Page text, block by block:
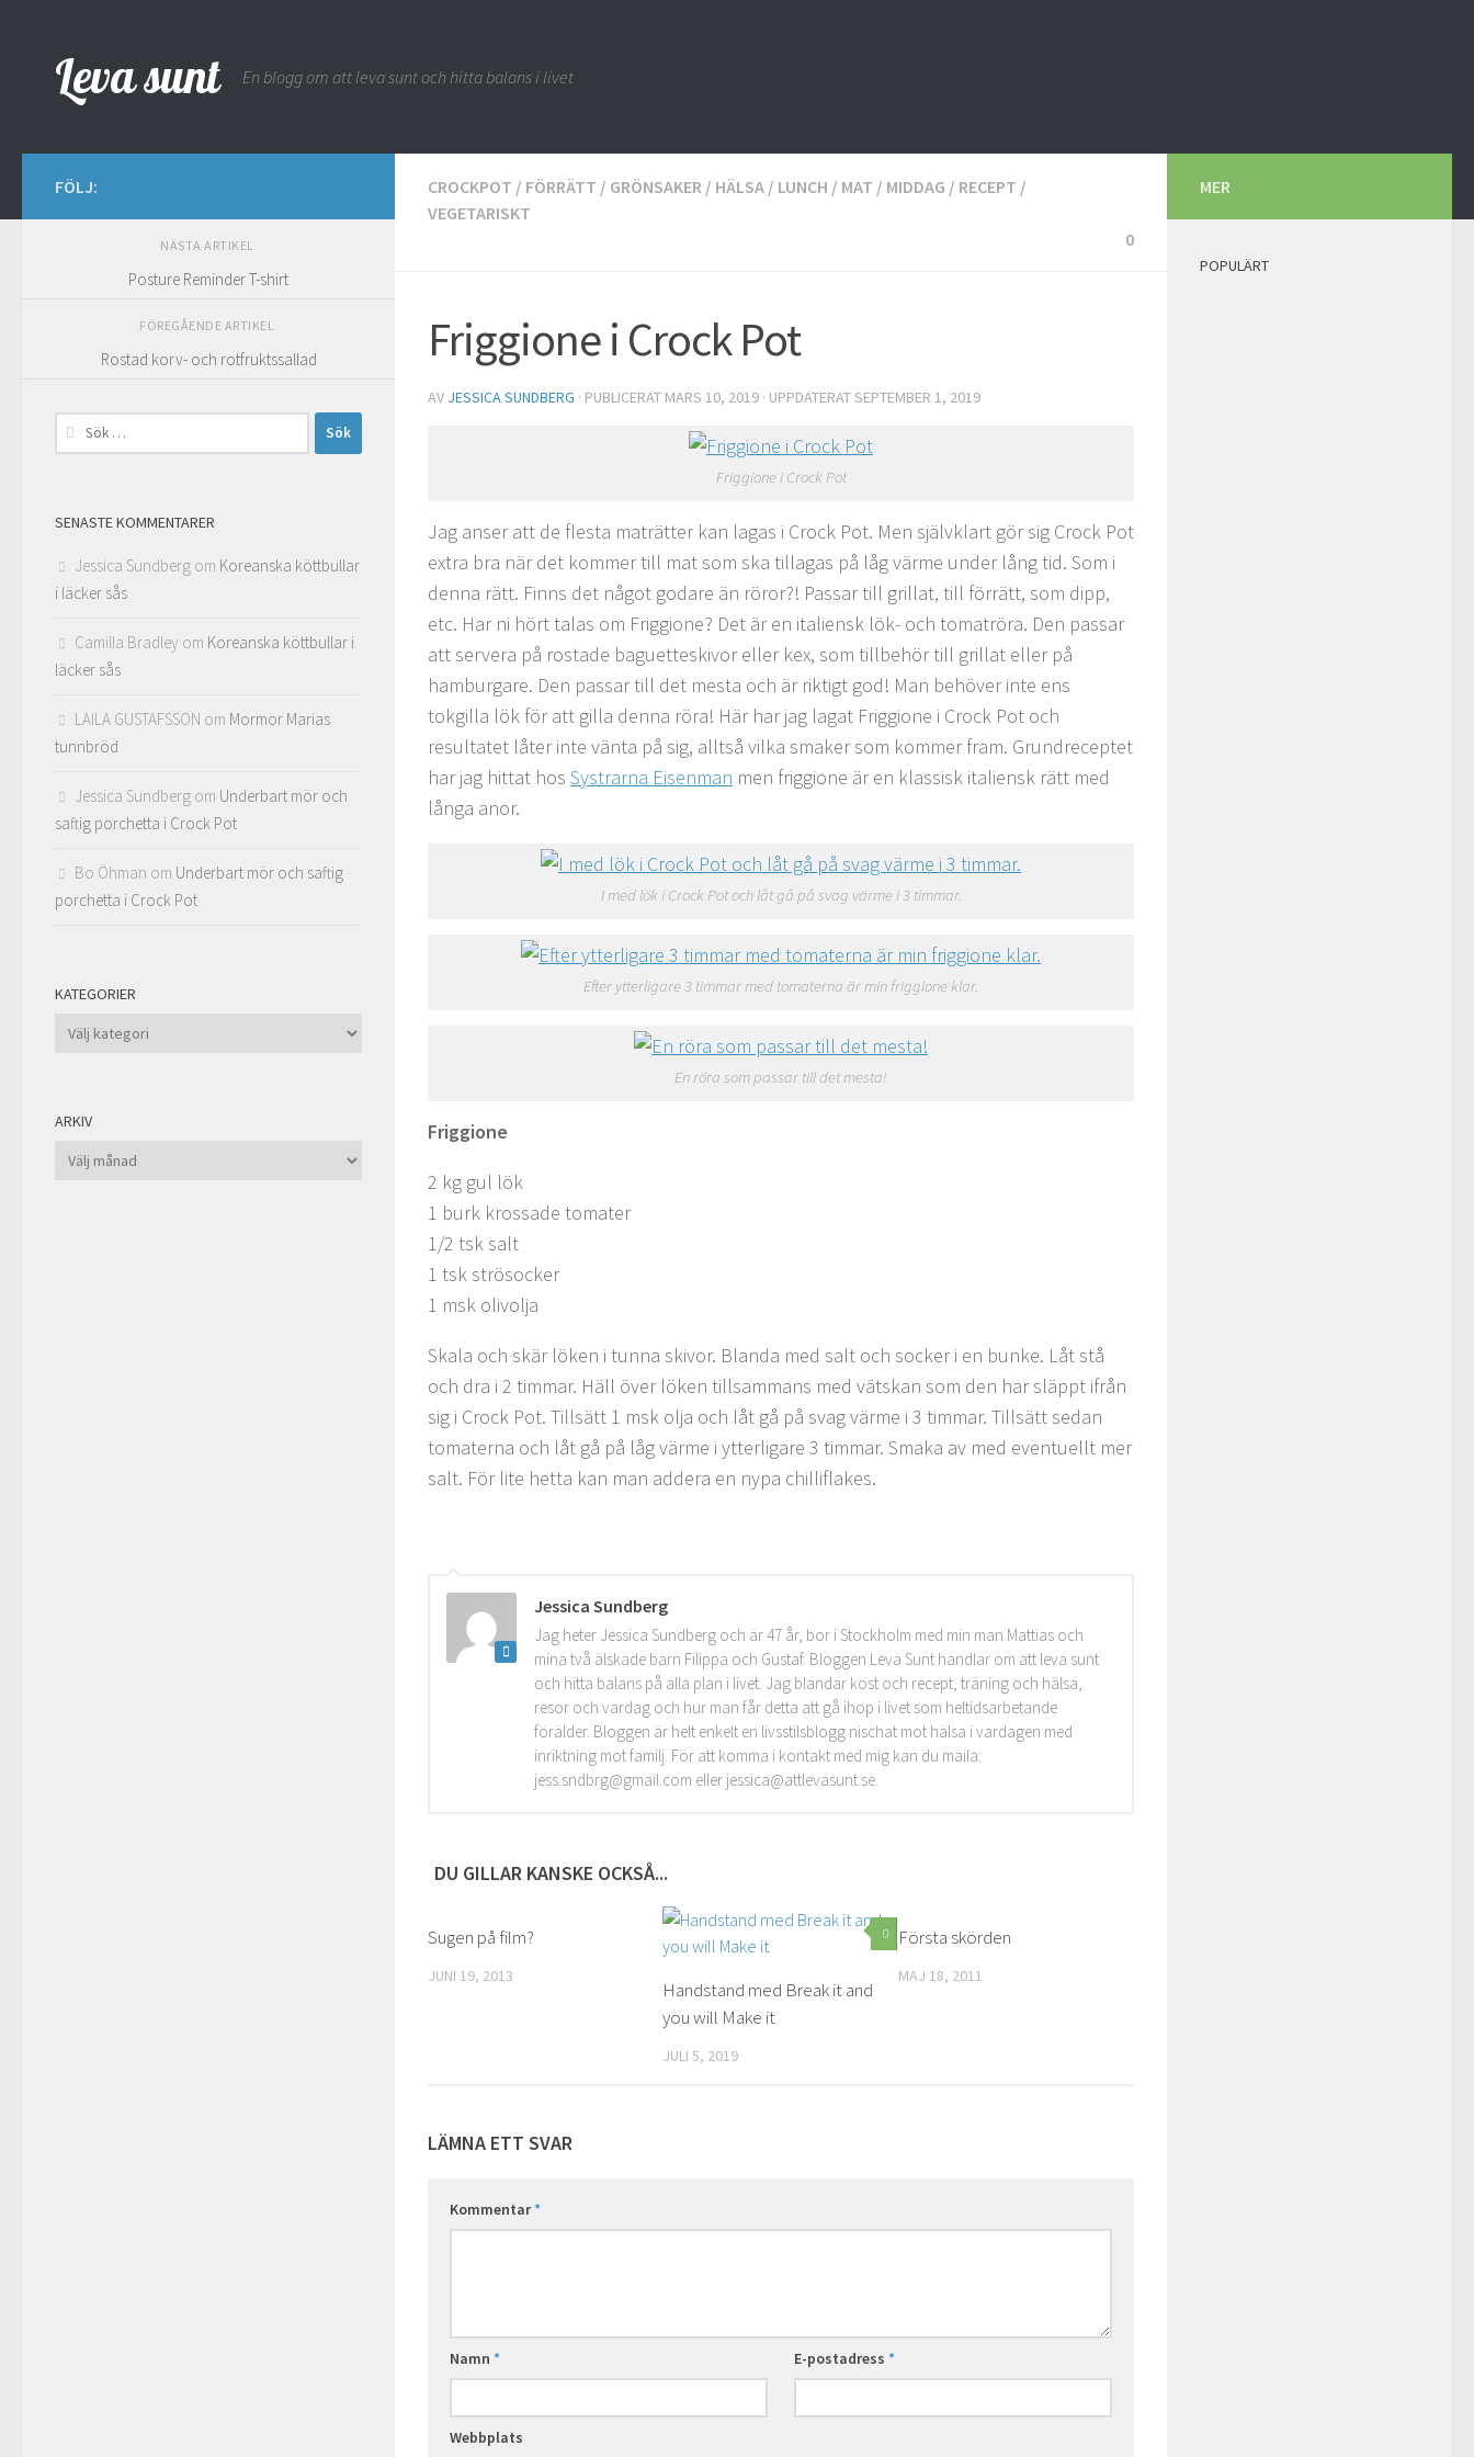
Leva sunt En blogg om att leva sunt och hitta balans i livet
CROCKPOT / FÖRRÄTT / GRÖNSAKER / HÄLSA / LUNCH / MAT / MIDDAG / RECEPT /
VEGETARISKT
0
Friggione i Crock Pot
AV JESSICA SUNDBERG · PUBLICERAT MARS 10, 2019 · UPPDATERATSEPTEMBER 1, 2019
Friggione i Crock Pot
Jag anser att de flesta maträtter kan lagas i Crock Pot. Men självklart gör sig Crock Pot
extra bra när det kommer till mat som ska tillagas på låg värme under lång tid. Som i
denna rätt. Finns det något godare än röror?! Passar till grillat, till förrätt, som dipp,
etc. Har ni hört talas om Friggione? Det är en italiensk lök- och tomatröra. Den passar
att servera på rostade baguetteskivor eller kex, som tillbehör till grillat eller på
hamburgare. Den passar till det mesta och är riktigt god! Man behöver inte ens
tokgilla lök för att gilla denna röra! Här har jag lagat Friggione i Crock Pot och
resultatet låter inte vänta på sig, alltså vilka smaker som kommer fram. Grundreceptet
har jag hittat hos Systrarna Eisenman men friggione är en klassisk italiensk rätt med
långa anor.
I med lök i Crock Pot och låt gå på svag värme i 3 timmar.
Efter ytterligare 3 timmar med tomaterna är min friggione klar.
En röra som passar till det mesta!
Friggione
2 kg gul lök
1 burk krossade tomater
1/2 tsk salt
1 tsk strösocker
1 msk olivolja
Skala och skär löken i tunna skivor. Blanda med salt och socker i en bunke. Låt stå
och dra i 2 timmar. Häll över löken tillsammans med vätskan som den har släppt ifrån
sig i Crock Pot. Tillsätt 1 msk olja och låt gå på svag värme i 3 timmar. Tillsätt sedan
tomaterna och låt gå på låg värme i ytterligare 3 timmar. Smaka av med eventuellt mer
salt. För lite hetta kan man addera en nypa chilliflakes.
Jessica Sundberg
Jag heter Jessica Sundberg och är 47 år, bor i Stockholm med min man Mattias och
mina två älskade barn Filippa och Gustaf. Bloggen Leva Sunt handlar om att leva sunt
och hitta balans på alla plan i livet. Jag blandar kost och recept, träning och hälsa,
resor och vardag och hur man får detta att gå ihop i livet som heltidsarbetande
förälder. Bloggen är helt enkelt en livsstilsblogg nischat mot hälsa i vardagen med
inriktning mot familj. För att komma i kontakt med mig kan du maila:
jess.sndbrg@gmail.com eller jessica@attlevasunt.se.
DU GILLAR KANSKE OCKSÅ...
Sugen på film?
JUNI 19, 2013
0
Handstand med Break it and
you will Make it
JULI 5, 2019
Första skörden
MAJ 18, 2011
LÄMNA ETT SVAR
Kommentar*
Namn * E-postadress*
Webbplats
FÖLJ:
NÄSTA ARTIKEL
Posture Reminder T-shirt
FÖREGÅENDE ARTIKEL
Rostad korv- och rotfruktssallad
Sök
efter:
SENASTE KOMMENTARER
Jessica Sundberg om Koreanska köttbullar
i läcker sås
Camilla Bradley om Koreanska köttbullar i
läcker sås
LAILA GUSTAFSSON om Mormor Marias
tunnbröd
Jessica Sundberg om Underbart mör och
saftig porchetta i Crock Pot
Bo Öhman om Underbart mör och saftig
porchetta i Crock Pot
KATEGORIER
Kategorier
ARKIV
Arkiv
MER
POPULÄRT